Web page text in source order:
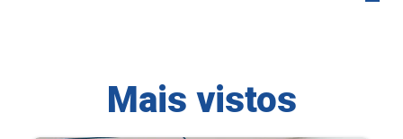
Mais vistos